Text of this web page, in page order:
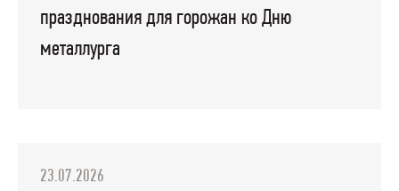
празднования для горожан ко Дню
металлурга
23.07.2026